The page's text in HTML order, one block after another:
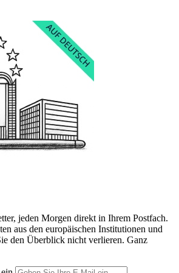
jeden Morgen direkt in Ihrem Postfach.
aus den europäischen Institutionen und
den Überblick nicht verlieren. Ganz